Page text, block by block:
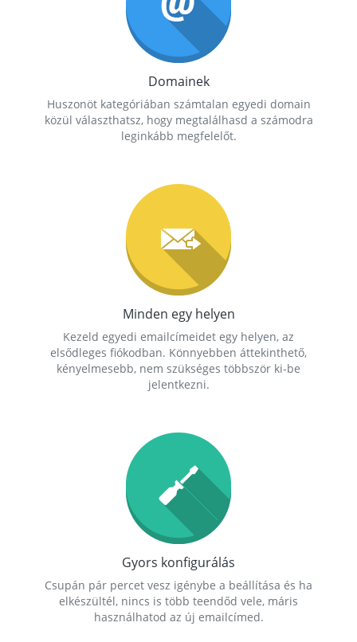
Domainek
Huszonöt kategóriában számtalan egyedi domain
közül választhatsz, hogy megtalálhasd a számodra
leginkább megfelelőt.
Minden egy helyen
Kezeld egyedi emailcímeidet egy helyen, az
elsődleges fiókodban. Könnyebben áttekinthető,
kényelmesebb, nem szükséges többször ki-be
jelentkezni.
Gyors konfigurálás
Csupán pár percet vesz igénybe a beállítása és ha
elkészültél, nincs is több teendőd vele, máris
használhatod az új emailcímed.